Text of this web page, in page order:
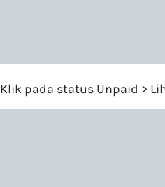
Klik pada status Unpaid >